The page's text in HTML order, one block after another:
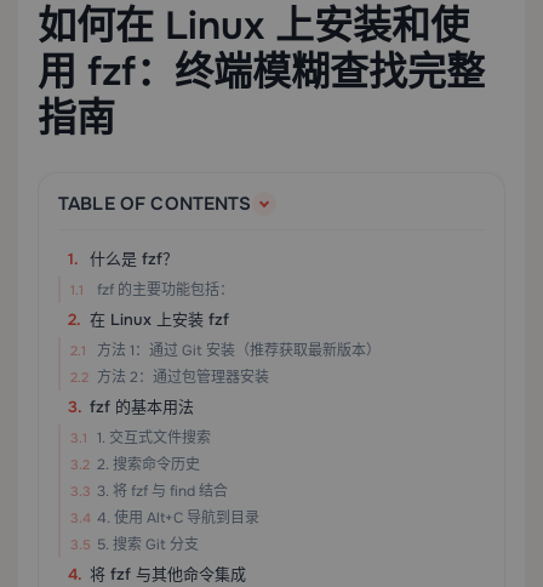
如何在 Linux 上安装和使
用 fzf：终端模糊查找完整
指南
TABLE OF CONTENTS
什么是 fzf？
fzf 的主要功能包括：
在 Linux 上安装 fzf
方法 1：通过 Git 安装（推荐获取最新版本）
方法 2：通过包管理器安装
fzf 的基本用法
1. 交互式文件搜索
2. 搜索命令历史
3. 将 fzf 与 find 结合
4. 使用 Alt+C 导航到目录
5. 搜索 Git 分支
将 fzf 与其他命令集成